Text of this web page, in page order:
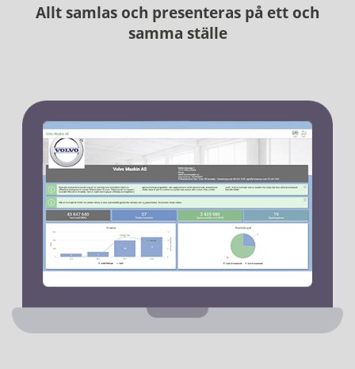
Allt samlas och presenteras på ett och
samma ställe